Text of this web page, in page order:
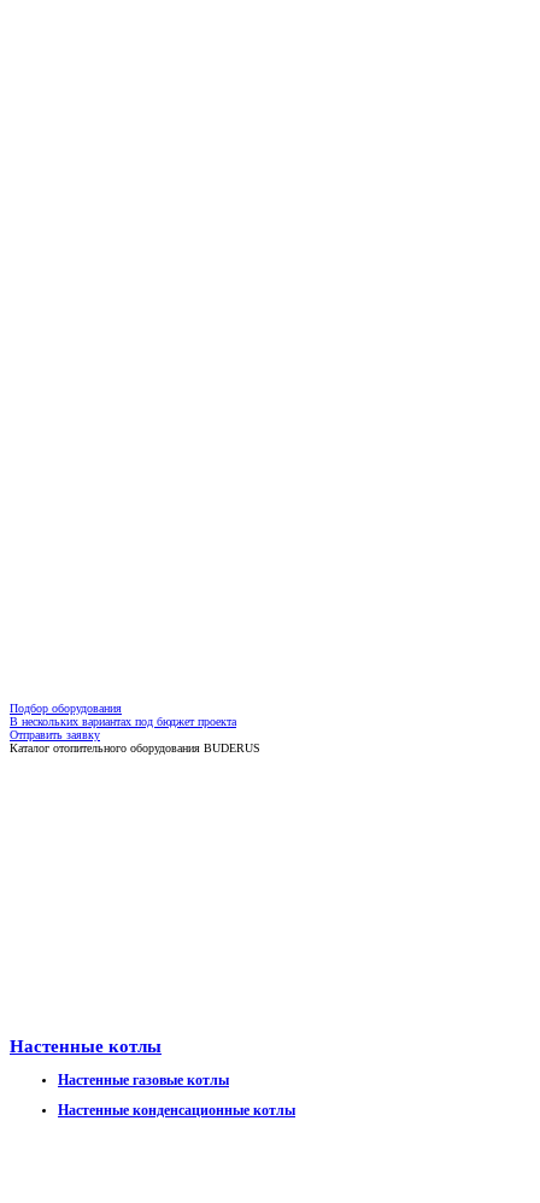
Подбор оборудования
В нескольких вариантах под бюджет проекта
Отправить заявку
Каталог отопительного оборудования BUDERUS
Настенные котлы
Настенные газовые котлы
Настенные конденсационные котлы